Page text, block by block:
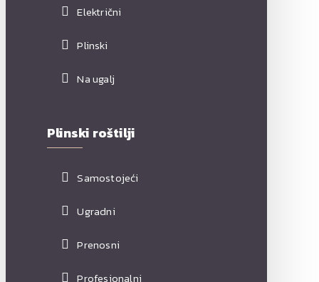
Električni
Plinski
Na ugalj
Plinski roštilji
Samostojeći
Ugradni
Prenosni
Profesionalni